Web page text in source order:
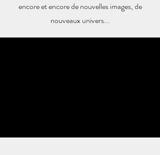
encore et encore de nouvelles images, de
nouveaux univers...